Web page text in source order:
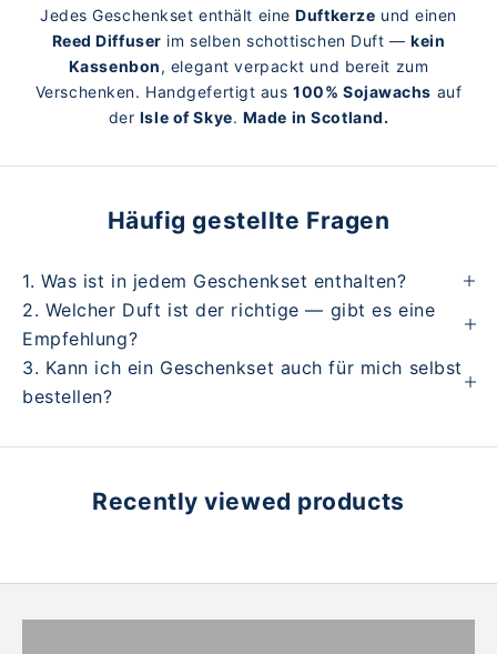
Jedes Geschenkset enthält eineDuftkerze und einen
Reed Diffuser im selben schottischen Duft —kein
Kassenbon, elegant verpackt und bereit zum
Verschenken. Handgefertigt aus100% Sojawachs auf
der Isle of Skye. Made in Scotland.
Häufig gestellte Fragen
1. Was ist in jedem Geschenkset enthalten?
2. Welcher Duft ist der richtige — gibt es eine
Empfehlung?
3. Kann ich ein Geschenkset auch für mich selbst
bestellen?
Recently viewed products